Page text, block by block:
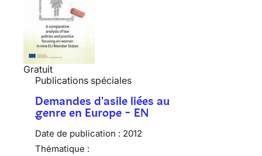
Gratuit
Publications spéciales
Demandes d'asile liées au
genre en Europe - EN
Date de publication : 2012
Thématique :